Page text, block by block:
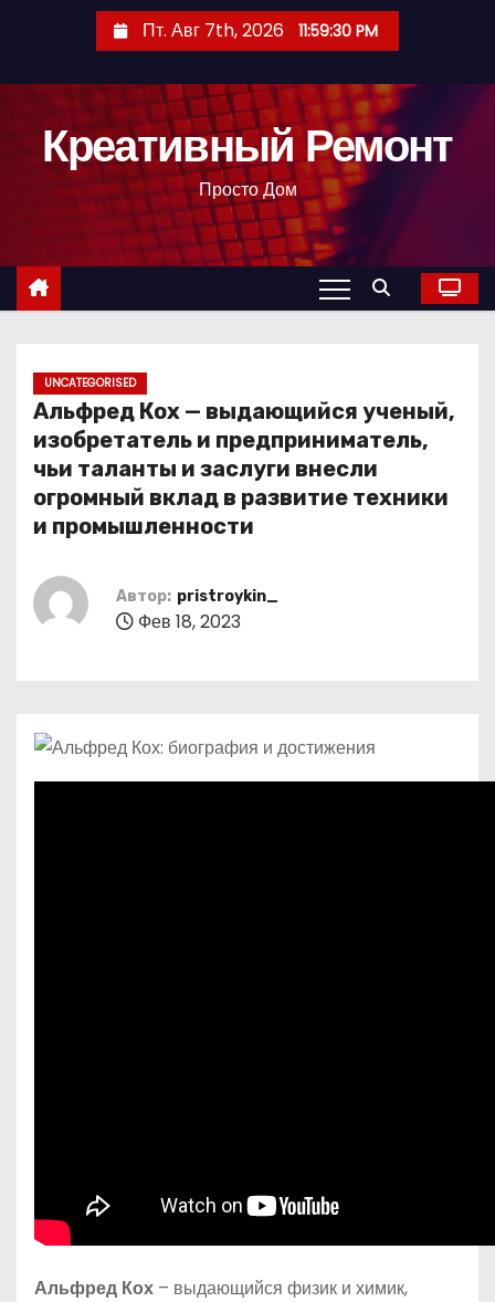
с
Пт. Авг 7th, 2026 11:59:31 PM
Креативный Ремонт
Просто Дом
UNCATEGORISED
Альфред Кох — выдающийся ученый,
изобретатель и предприниматель,
чьи таланты и заслуги внесли
огромный вклад в развитие техники
и промышленности
Автор: pristroykin_
Фев 18, 2023
Альфред Кох – выдающийся физик и химик,